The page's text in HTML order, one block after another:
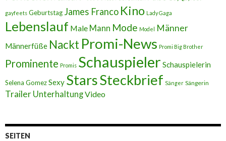
gayfeets Geburtstag James Franco Kino Lady Gaga
Lebenslauf Male Mann Mode Model Männer
Männerfüße Nackt Promi-News Promi Big Brother
Prominente Promis Schauspieler Schauspielerin
Selena GomezSexy StarsSteckbrief Sänger Sängerin
Trailer UnterhaltungVideo
SEITEN